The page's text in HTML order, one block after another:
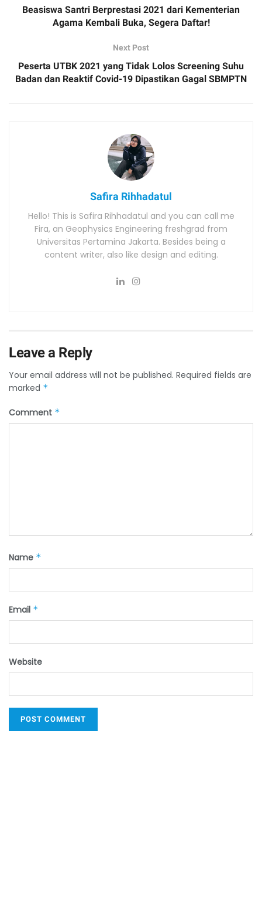
Beasiswa Santri Berprestasi 2021 dari Kementerian
Agama Kembali Buka, Segera Daftar!
Next Post
Peserta UTBK 2021 yang Tidak Lolos Screening Suhu
Badan dan Reaktif Covid-19 Dipastikan Gagal SBMPTN
Safira Rihhadatul
Hello! This is Safira Rihhadatul and you can call me
Fira, an Geophysics Engineering freshgrad from
Universitas Pertamina Jakarta. Besides being a
content writer, also like design and editing.
Leave a Reply
Your email address will not be published. Required fields are
marked *
Comment *
Name *
Email *
Website